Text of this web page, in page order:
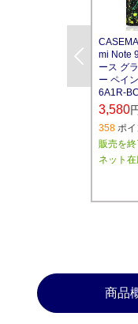
Previous
mi Note
ース グ
ー ペイ
6A1R-
3,580
358 ポ
販売を
ネット
商品